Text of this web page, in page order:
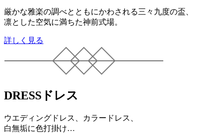
厳かな雅楽の調べとともにかわされる三々九度の盃、
凛とした空気に満ちた神前式場。
詳しく見る
DRESS ドレス
ウエディングドレス、カラードレス、
白無垢に色打掛け…